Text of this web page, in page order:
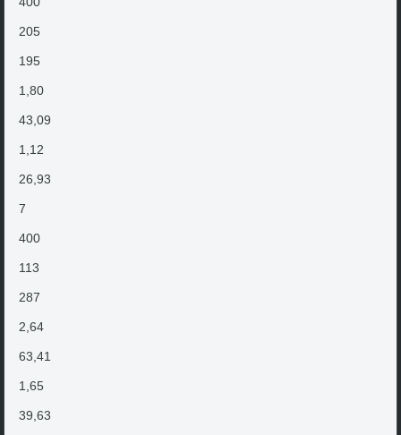
205
195
1,80
43,09
1,12
26,93
7
400
113
287
2,64
63,41
1,65
39,63